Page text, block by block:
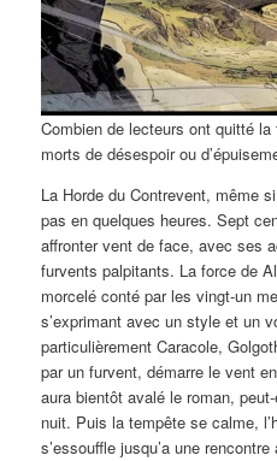
Combien de lecteurs ont quitté
morts de désespoir ou
La Horde du Contrevent, même
pas en quelques heures. Sept
affronter vent de face, avec ses
furvents palpitants. La force de
morcelé conté par les vingt-un
s’exprimant avec un style et un
particulièrement Caracole,
par un furvent, démarre le vent
aura bientôt avalé le roman,
nuit. Puis la tempête se calme,
s’essouffle jusqu’a une